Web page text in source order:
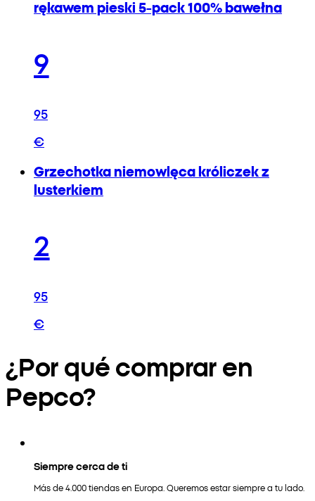
rękawem pieski 5-pack 100% bawełna
9
95
€
Grzechotka niemowlęca króliczek z
lusterkiem
2
95
€
¿Por qué comprar en
Pepco?
Siempre cerca de ti
Más de 4.000 tiendas en Europa. Queremos estar siempre a tu lado.